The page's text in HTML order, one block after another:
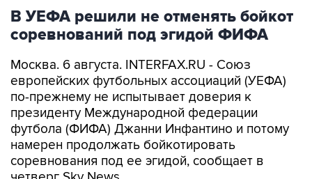
В УЕФА решили не отменять бойкот
соревнований под эгидой ФИФА
Москва. 6 августа. INTERFAX.RU - Союз
европейских футбольных ассоциаций (УЕФА)
по-прежнему не испытывает доверия к
президенту Международной федерации
футбола (ФИФА) Джанни Инфантино и потому
намерен продолжать бойкотировать
соревнования под ее эгидой, сообщает в